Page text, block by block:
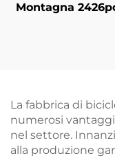
Montagna
Fuoristrada
La fabbrica di
numerosi
nel settore.
alla produzione